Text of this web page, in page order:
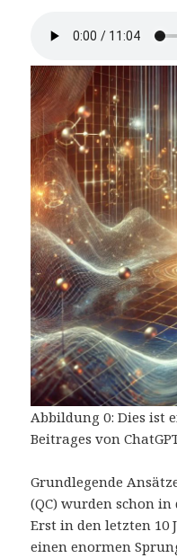
Abbildung 0: Dies ist
Beitrages von
Grundlegende
(QC) wurden schon
Erst in den letzten 10
einen enormen